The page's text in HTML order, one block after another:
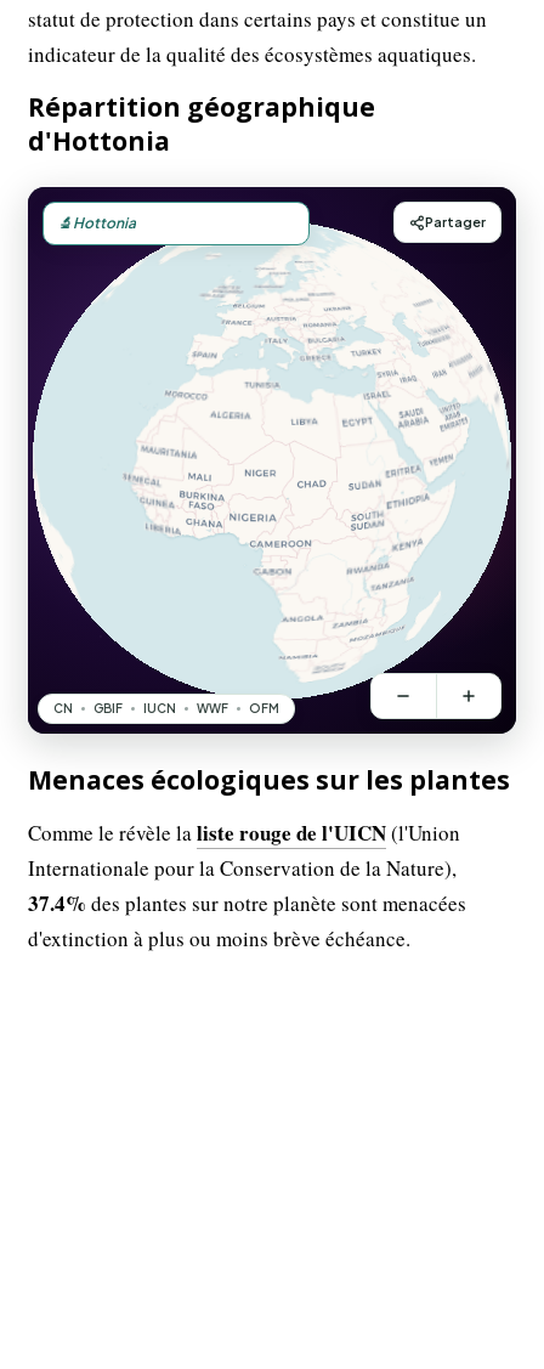
statut de protection dans certains pays et constitue un
indicateur de la qualité des écosystèmes aquatiques.
Répartition géographique
d'Hottonia
Menaces écologiques sur les plantes
Comme le révèle laliste rouge de l'UICN(l'Union
Internationale pour la Conservation de la Nature),
37.4% des plantes sur notre planète sont menacées
d'extinction à plus ou moins brève échéance.